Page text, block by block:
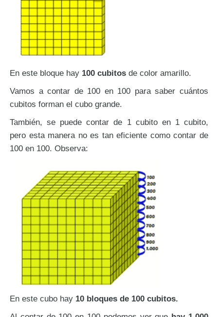
En este bloque hay 100 cubitos de color amarillo.
Vamos a contar de 100 en 100 para saber cuántos
cubitos forman el cubo grande.
También, se puede contar de 1 cubito en 1 cubito,
pero esta manera no es tan eficiente como contar de
100 en 100. Observa:
En este cubo hay 10 bloques de 100 cubitos.